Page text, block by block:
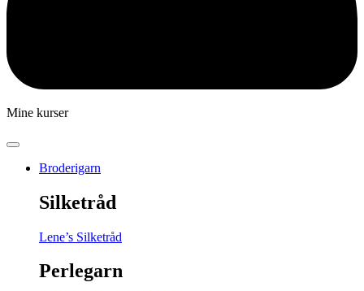
Mine kurser
Broderigarn
Silketråd
Lene’s Silketråd
Perlegarn